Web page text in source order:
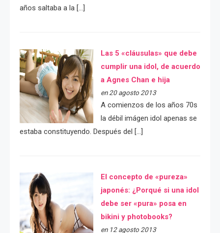
años saltaba a la […]
Las 5 «cláusulas» que debe
cumplir una idol, de acuerdo
a Agnes Chan e hija
en 20 agosto 2013
A comienzos de los años 70s
la débil imágen idol apenas se
estaba constituyendo. Después del […]
El concepto de «pureza»
japonés: ¿Porqué si una idol
debe ser «pura» posa en
bikini y photobooks?
en 12 agosto 2013